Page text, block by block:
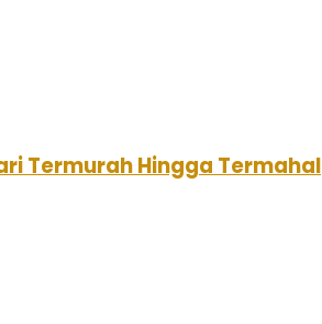
Termurah Hingga Termahal